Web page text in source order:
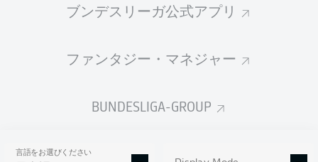
ブンデスリーガ公式アプリ
ファンタジー・マネジャー
BUNDESLIGA-GROUP
言語をお選びください
2025/2026
統計 シーズン 2025/2026